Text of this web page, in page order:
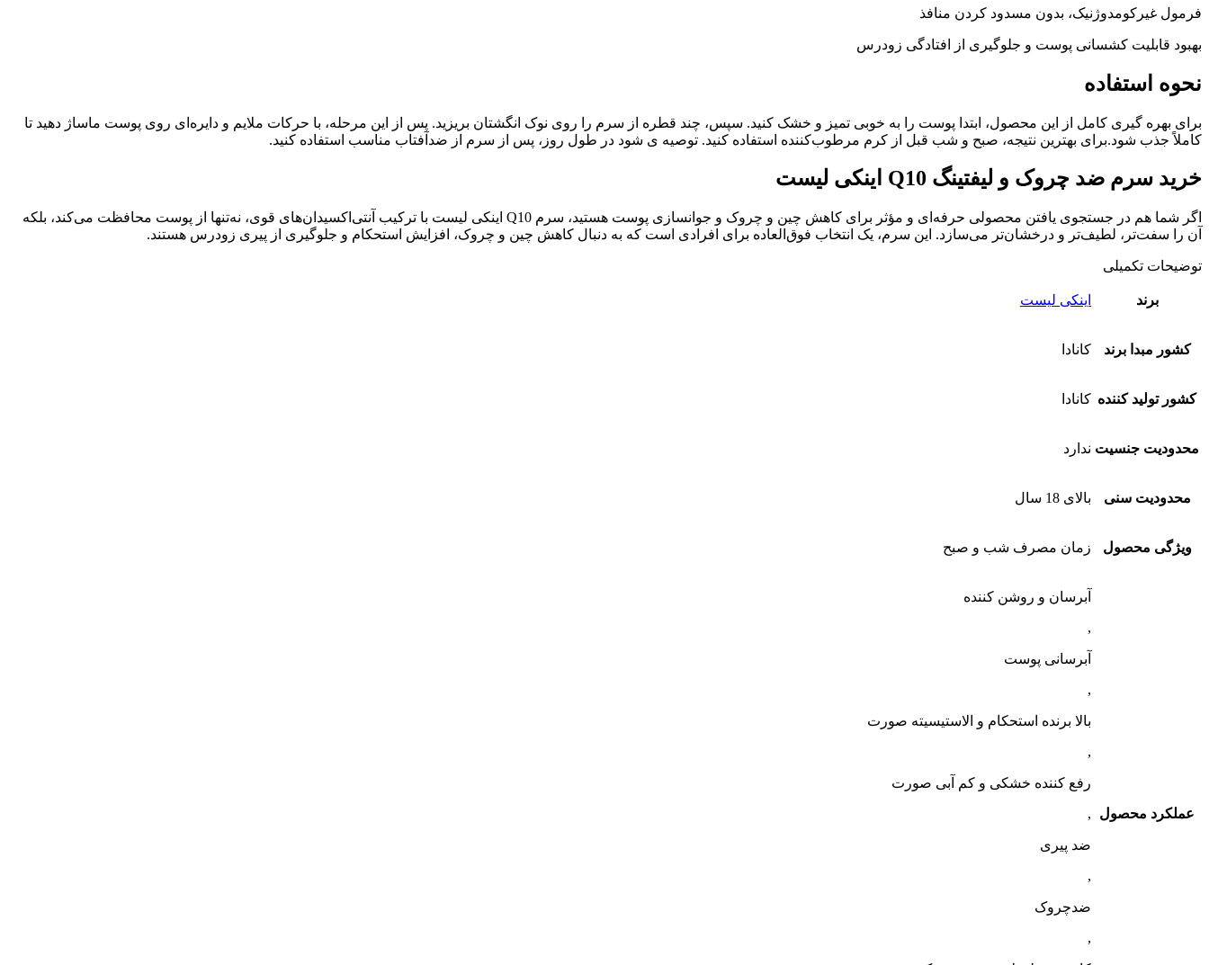
فرمول غیرکومدوژنیک، بدون مسدود کردن منافذ
بهبود قابلیت کشسانی پوست و جلوگیری از افتادگی زودرس
نحوه استفاده
برای بهره گیری کامل از این محصول، ابتدا پوست را به خوبی تمیز و خشک کنید. سپس، چند قطره از سرم را روی نوک انگشتان بریزید. پس از این مرحله، با حرکات ملایم و دایره‌ای روی پوست ماساژ دهید تا
کاملاً جذب شود.برای بهترین نتیجه، صبح و شب قبل از کرم مرطوب‌کننده استفاده کنید. توصیه ی شود در طول روز، پس از سرم از ضدآفتاب مناسب استفاده کنید.
خرید سرم ضد چروک و لیفتینگ Q10 اینکی لیست
اگر شما هم در جستجوی یافتن محصولی حرفه‌ای و مؤثر برای کاهش چین‌ و چروک و جوانسازی پوست هستید، سرم Q10 اینکی لیست با ترکیب آنتی‌اکسیدان‌های قوی، نه‌تنها از پوست محافظت می‌کند، بلکه
آن را سفت‌تر، لطیف‌تر و درخشان‌تر می‌سازد. این سرم، یک انتخاب فوق‌العاده برای افرادی است که به دنبال کاهش چین و چروک، افزایش استحکام و جلوگیری از پیری زودرس هستند.
توضیحات تکمیلی
برند اینکی لیست
کشور مبدا برند کانادا
کشور تولید کننده کانادا
محدودیت جنسیت ندارد
محدودیت سنی بالای 18 سال
ویژگی محصول زمان مصرف شب و صبح
عملکرد محصول
آبرسان و روشن کننده
,
آبرسانی پوست
,
بالا برنده استحکام و الاستیسیته صورت
,
رفع کننده خشکی و کم آبی صورت
,
ضد پیری
,
ضدچروک
,